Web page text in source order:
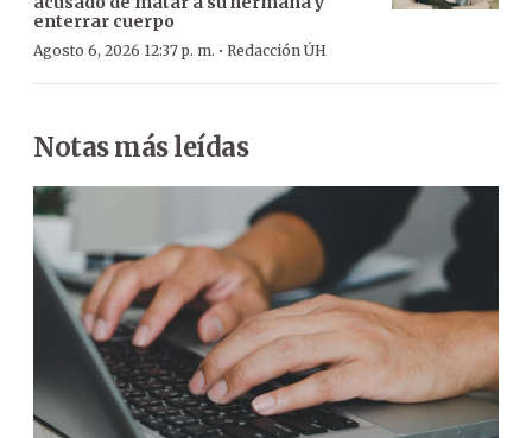
enterrar cuerpo
Agosto 6, 2026 12:37 p. m. · Redacción ÚH
Notas más leídas